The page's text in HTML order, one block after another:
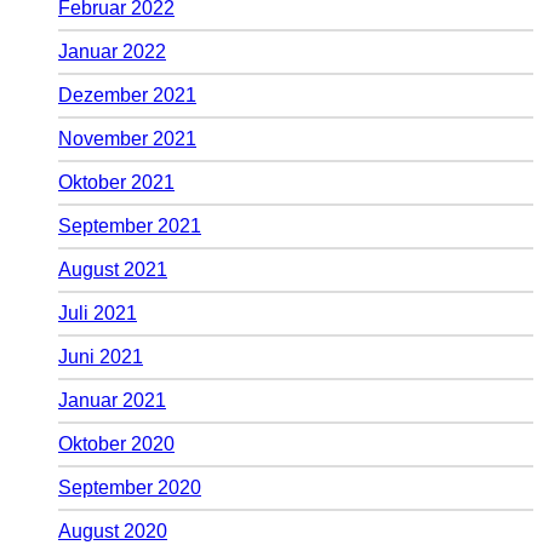
Februar 2022
Januar 2022
Dezember 2021
November 2021
Oktober 2021
September 2021
August 2021
Juli 2021
Juni 2021
Januar 2021
Oktober 2020
September 2020
August 2020